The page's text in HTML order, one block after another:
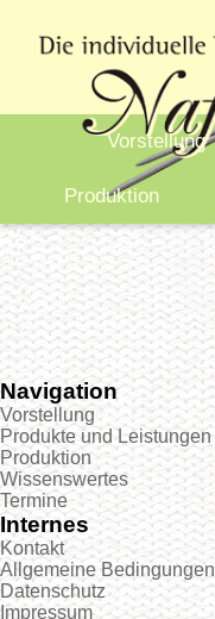
Vorstellung
Produktion
Navigation
Vorstellung
Produkte und Leistungen
Produktion
Wissenswertes
Termine
Internes
Kontakt
Allgemeine Bedingungen
Datenschutz
Impressum